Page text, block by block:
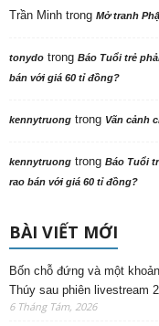
Trần Minh trong Mở tranh
tonydo trong Báo Tuổi trẻ
bán với giá 60 tỉ đồng?
kennytruong trong Vãn cảnh
kennytruong trong Báo Tuổi
rao bán với giá 60 tỉ đồng?
BÀI VIẾT MỚI
Bốn chỗ đứng và một
Thúy sau phiên livestream
6 Tháng Tám, 2026